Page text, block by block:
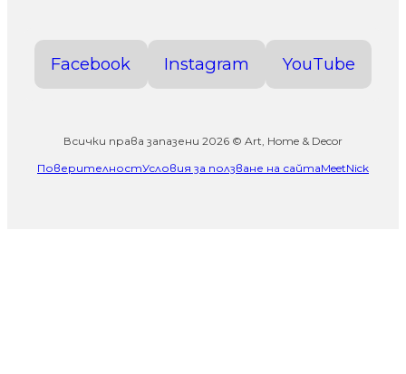
Facebook Instagram YouTube
Всички права запазени 2026 © Art, Home & Decor
ПоверителностУсловия за ползване на сайтаMeetNick